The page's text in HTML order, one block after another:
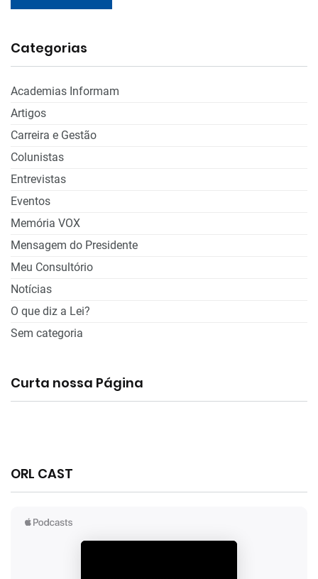
Categorias
Academias Informam
Artigos
Carreira e Gestão
Colunistas
Entrevistas
Eventos
Memória VOX
Mensagem do Presidente
Meu Consultório
Notícias
O que diz a Lei?
Sem categoria
Curta nossa Página
ORL CAST